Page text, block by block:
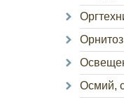
Орнитоз
Осмий,